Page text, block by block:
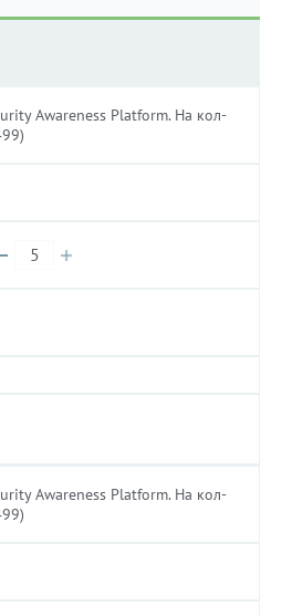
Awareness Platform. На кол-
Awareness Platform. На кол-